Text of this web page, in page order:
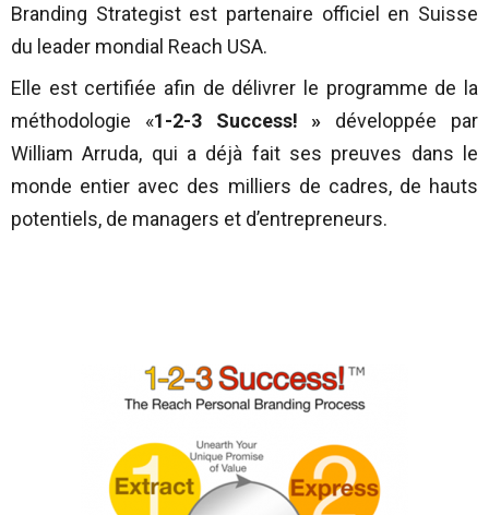
Branding Strategist est partenaire officiel en Suisse
du leader mondial Reach USA.
Elle est certifiée afin de délivrer le programme de la
méthodologie «1-2-3 Success! » développée par
William Arruda, qui a déjà fait ses preuves dans le
monde entier avec des milliers de cadres, de hauts
potentiels, de managers et d’entrepreneurs.